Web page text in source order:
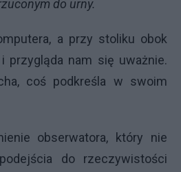
do urny.
a przy stoliku obok
przygląda nam się uważnie.
coś podkreśla w swoim
obserwatora, który nie
do rzeczywistości